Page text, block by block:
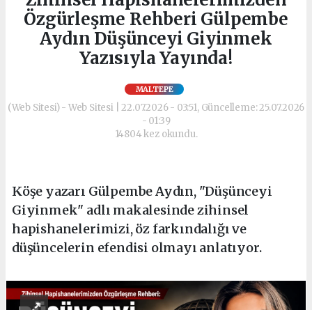
Özgürleşme Rehberi Gülpembe
Aydın Düşünceyi Giyinmek
Yazısıyla Yayında!
MALTEPE
(Web Sitesi) - Web Sitesi | 22.07.2026 - 03:51, Güncelleme: 25.07.2026
- 01:39
14804 kez okundu.
Köşe yazarı Gülpembe Aydın, "Düşünceyi
Giyinmek" adlı makalesinde zihinsel
hapishanelerimizi, öz farkındalığı ve
düşüncelerin efendisi olmayı anlatıyor.